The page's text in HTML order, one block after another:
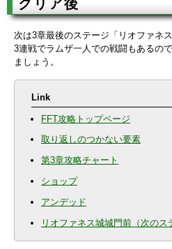
クリア後
次は3章最後のステージ「リオファネス
3連戦でラムザ一人での戦闘もあるの
ましょう。
Link
FFT攻略トップページ
取り返しのつかない要素
第3章攻略チャート
ショップ
アンデッド
リオファネス城城門前（次のス